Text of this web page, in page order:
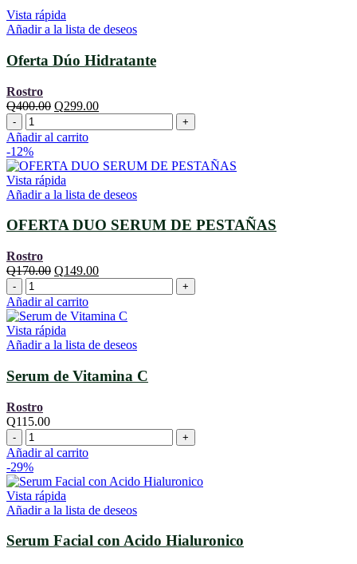
cantidad
Vista rápida
Añadir a la lista de deseos
Oferta Dúo Hidratante
Rostro
Q400.00 El
original
Q400.00.
Q299.00El
actual
Q299.00.
Oferta
Dúo
Hidratante
cantidad
Añadir al carrito
-12%
Vista rápida
Añadir a la lista de deseos
OFERTA DUO SERUM DE PESTAÑAS
Rostro
Q170.00 El
original
era:
Q170.00.
Q149.00El
actual
es:
OFERTA
DUO
SERUM
DE
PESTAÑAS
Añadir al carrito
Vista rápida
Añadir a la lista de deseos
Serum de Vitamina C
Rostro
Q115.00
Serum
de
Vitamina
C
cantidad
Añadir al carrito
-29%
Vista rápida
Añadir a la lista de deseos
Serum Facial con Acido Hialuronico